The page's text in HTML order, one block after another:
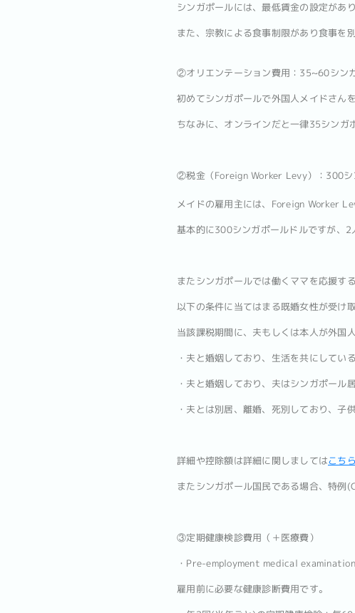
シンガポールには、最低賃金の設定があり
また、宗教による食事制限があり食事を
②オリエンテーション費用：35~60シン
初めてシンガポールで外国人メイドさん
ちなみに、オンラインだと一律35シンガ
②税金（Foreign Worker Levy）：300シ
メイドの雇用主には、Foreign Worker
基本的に300シンガポールドルですが、
またシンガポールでは働くママを応援
以下の条件に当てはまる既婚女性が受け
当該課税期間に、夫もしくは本人が外国
・夫と婚姻しており、生活を共にしている
・夫と婚姻しており、夫はシンガポール
・夫とは別居、離婚、死別しており、
詳細や控除額は詳細に関しましてはこちら
またシンガポール国民である場合、特例
③定期健康検診費用（＋医療費）
・Pre-employment medical
雇用前に必要な健康診断費用です。